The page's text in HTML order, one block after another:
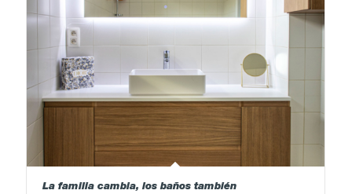
La familia cambia, los baños también